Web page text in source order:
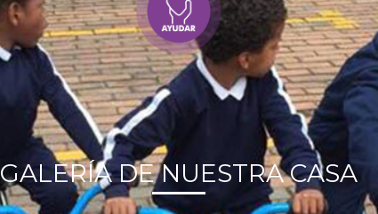
Entérate
Historias
Apóyanos
GALERÍA DE NUESTRA CASA